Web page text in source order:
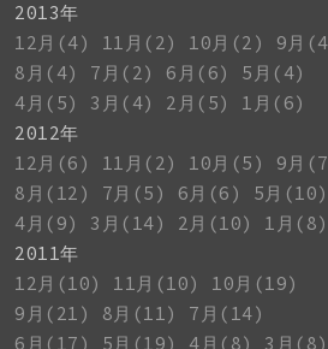
2013年
12月(4)
11月(2) 10月(2)
9月
8月(4)
7月(2) 6月(6)
5月(4)
4月(5)
3月(4) 2月(5)
1月(6)
2012年
12月(6)
11月(2) 10月(5)
9月
8月(12)
7月(5) 6月(6)
5月(10)
4月(9)
3月(14) 2月(10)
1月(8)
2011年
12月(10)
11月(10)
10月(19)
9月(21)
8月(11)
7月(14)
6月(17)
5月(19) 4月(8)
3月(8)